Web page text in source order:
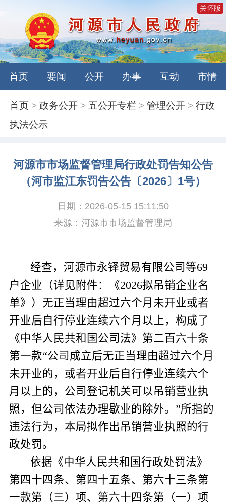
关怀版
首页 要闻 公开 办事 互动 市情
首页 >政务公开 > 五公开专栏 >管理公开 >行政
执法公示
河源市市场监督管理局行政处罚告知公告
（河市监江东罚告公告〔2026〕1号）
日期：2026-05-15 15:11:50
来源：河源市市场监督管理局
经查，河源市永铎贸易有限公司 等69
户企业（详见附件：《2026拟吊销企业名
单》）无正当理由超过六个月未开业或者
开业后自行停业连续六个月以上，构成了
《中华人民共和国公司法》第二百六十条
第一款“公司成立后无正当理由超过六个月
未开业的，或者开业后自行停业连续六个
月以上的，公司登记机关可以吊销营业执
照，但公司依法办理歇业的除外。”所指的
违法行为，本局拟作出吊销营业执照的行
政处罚。
依据《中华人民共和国行政处罚法》
第四十四条、第四十五条、第六十三条第
一款第（三）项、第六十四条第（一）项